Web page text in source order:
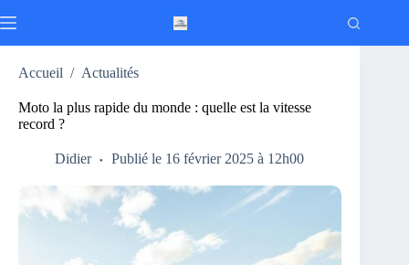
au
Accueil / Actualités
Moto la plus rapide du monde : quelle est la vitesse
record ?
Didier Publié le 16 février 2025 à 12h00